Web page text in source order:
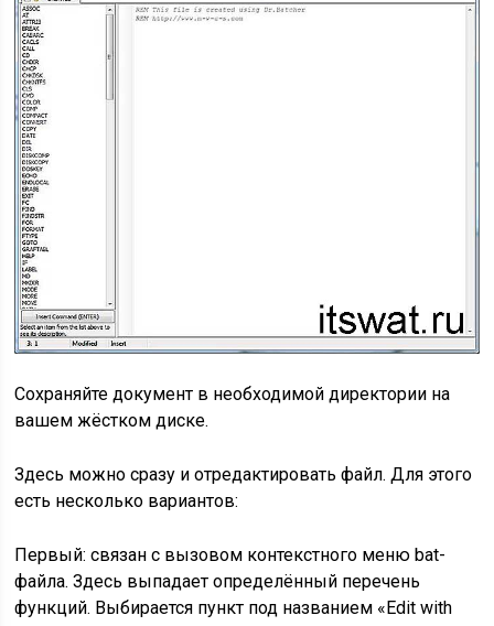
Сохраняйте документ в необходимой директории на
вашем жёстком диске.
Здесь можно сразу и отредактировать файл. Для этого
есть несколько вариантов:
Первый: связан с вызовом контекстного меню bat-
файла. Здесь выпадает определённый перечень
функций. Выбирается пункт под названием «Edit with